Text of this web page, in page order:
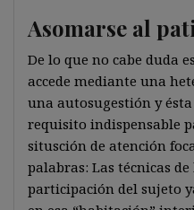
Asomarse al
De lo que no cabe duda
accede mediante una
una autosugestión y
requisito indispensable
situsción de atención
palabras: Las técnicas
participación del sujeto